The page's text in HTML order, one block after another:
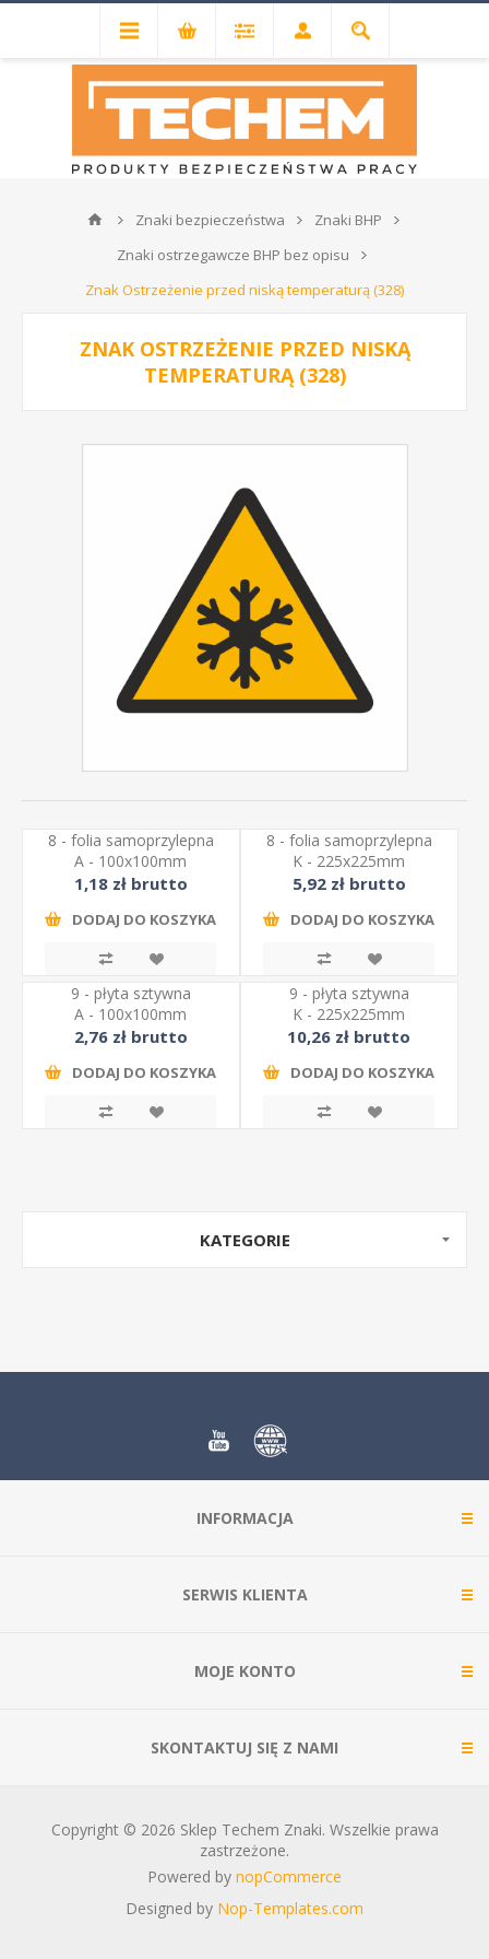
Znaki bezpieczeństwa
Znaki BHP
Znaki ostrzegawcze BHP bez opisu
Znak Ostrzeżenie przed niską temperaturą (328)
ZNAK OSTRZEŻENIE PRZED NISKĄ
TEMPERATURĄ (328)
8 - folia samoprzylepna
A - 100x100mm
1,18 zł brutto
DODAJ DO KOSZYKA
8 - folia samoprzylepna
K - 225x225mm
5,92 zł brutto
DODAJ DO KOSZYKA
9 - płyta sztywna
A - 100x100mm
2,76 zł brutto
DODAJ DO KOSZYKA
9 - płyta sztywna
K - 225x225mm
10,26 zł brutto
DODAJ DO KOSZYKA
KATEGORIE
INFORMACJA
SERWIS KLIENTA
MOJE KONTO
SKONTAKTUJ SIĘ Z NAMI
Copyright © 2026 Sklep Techem Znaki. Wszelkie prawa
zastrzeżone.
Powered by nopCommerce
Designed by Nop-Templates.com